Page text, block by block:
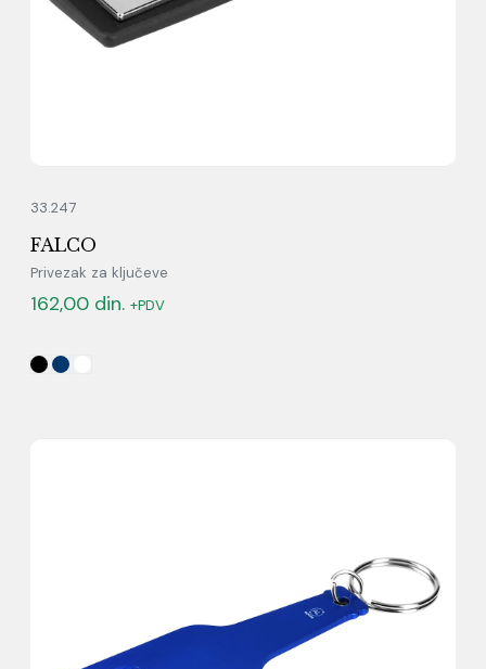
33.247
FALCO
Privezak za ključeve
162,00 din. +PDV